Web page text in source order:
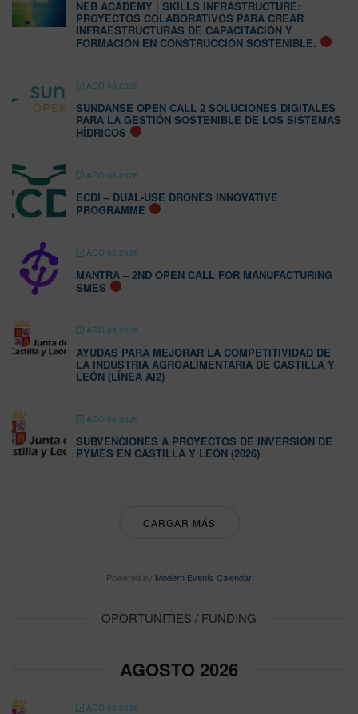
NEB ACADEMY | SKILLS INFRASTRUCTURE:
PROYECTOS COLABORATIVOS PARA CREAR
INFRAESTRUCTURAS DE CAPACITACIÓN Y
FORMACIÓN EN CONSTRUCCIÓN SOSTENIBLE.
AGO 08 2026
SUNDANSE OPEN CALL 2 SOLUCIONES DIGITALES
PARA LA GESTIÓN SOSTENIBLE DE LOS SISTEMAS
HÍDRICOS
AGO 08 2026
ECDI – DUAL-USE DRONES INNOVATIVE
PROGRAMME
AGO 08 2026
MANTRA – 2ND OPEN CALL FOR MANUFACTURING
SMES
AGO 08 2026
AYUDAS PARA MEJORAR LA COMPETITIVIDAD DE
LA INDUSTRIA AGROALIMENTARIA DE CASTILLA Y
LEÓN (LÍNEA AI2)
AGO 09 2026
SUBVENCIONES A PROYECTOS DE INVERSIÓN DE
PYMES EN CASTILLA Y LEÓN (2026)
CARGAR MÁS
Powered by Modern Events Calendar
OPORTUNITIES / FUNDING
AGOSTO 2026
AGO 08 2026